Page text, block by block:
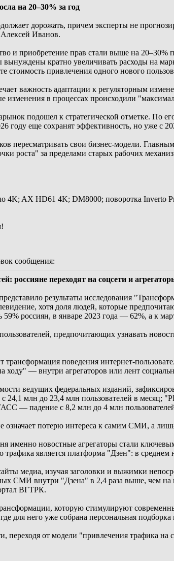
на 20–30% за год
дорожать, причем эксперты не
Алексей Иванов.
и приобретение прав стали выше на
кратно увеличивать расходы на
стоимость привлечения одного нового
важность адаптации к регуляторным
изменения в процессах происходили
подошел к стратегической отметке. По
году еще сохранят эффективность, но уже с
пересматривать свои бизнес-модели.
роста" за пределами старых рабочих
4K; AX HD61 4K; DM8000; поворотка Inverto
сообщения:
россияне переходят на соцсети и
результаты исследования
хотя доля людей, которые
россиян, в январе 2023 года — 62%, а к
предпочитающих узнавать
поведения интернет-
ходу" — внутри агрегаторов или лент
ведущих федеральных изданий,
с 24,1 млн до 23,4 млн пользователей в
— падение с 8,2 млн до 4 млн
означает потерю интереса к самим СМИ, а
именно новостные агрегаторы стали
является платформа "Дзен": в среднем
медиа, изучая заголовки и выжимки
СМИ внутри "Дзена" в 2,4 раза выше, чем
ВГТРК.
которую стимулируют
для него уже собрана персональная
переходя от модели "привлечения трафика